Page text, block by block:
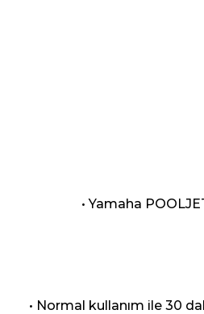
• Yamaha
• Normal kullanım ile 30